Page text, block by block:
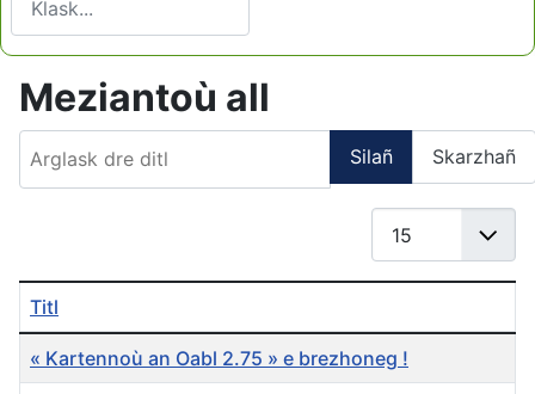
Type 2 or more characters for results.
Meziantoù all
Silañ Skarzhañ
Titl
« Kartennoù an Oabl 2.75 » e brezhoneg !